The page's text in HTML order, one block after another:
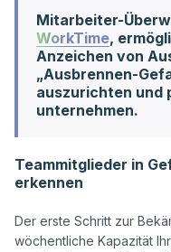
Mitarbeiter-
WorkTime,
Anzeichen von
„Ausbrennen-
auszurichten und
unternehmen.
Teammitglieder in
erkennen
Der erste Schritt zur
wöchentliche Kapazität